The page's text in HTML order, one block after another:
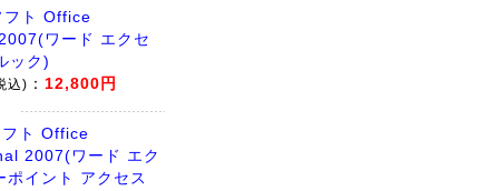
フト Office
ワード エクセ
ック)
込) ： 12,800円
フト Office
2007(ワード エク
ポイント アクセス